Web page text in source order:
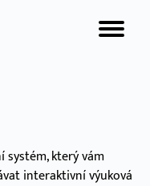
který vám
interaktivní výuková